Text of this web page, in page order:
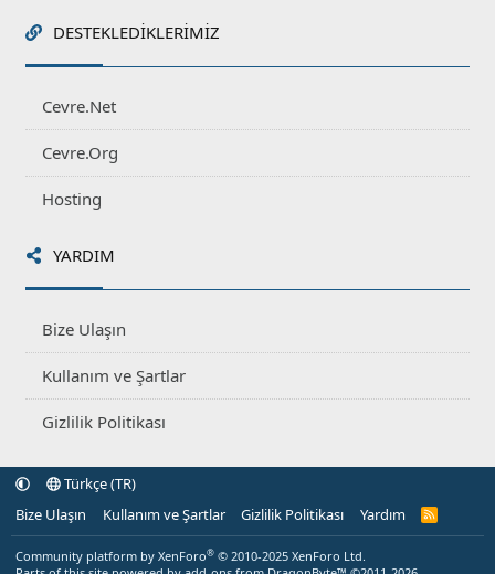
DESTEKLEDIKLERIMIZ
Cevre.Net
Cevre.Org
Hosting
YARDIM
Bize Ulaşın
Kullanım ve Şartlar
Gizlilik Politikası
Türkçe (TR)
Bize Ulaşın
Kullanım ve Şartlar Gizlilik Politikası Yardım
R
Community platform by XenForo® © 2010-2025 XenForo Ltd.